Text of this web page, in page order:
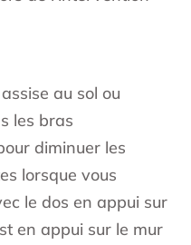
au sol ou
les bras
diminuer les
lorsque vous
le dos en appui sur
en appui sur le mur